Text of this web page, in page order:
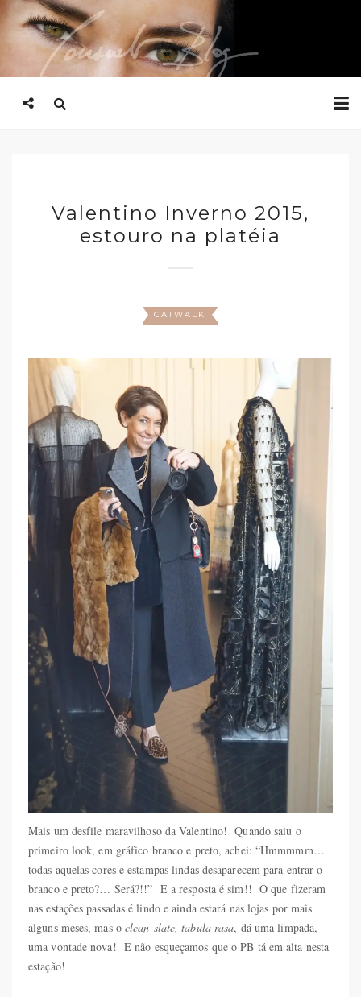
Valentino Inverno 2015,
estouro na platéia
CATWALK
Mais um desfile maravilhoso da Valentino! Quando saiu o
primeiro look, em gráfico branco e preto, achei: “Hmmmmm…
todas aquelas cores e estampas lindas desaparecem para entrar o
branco e preto?… Será?!!” E a resposta é sim!! O que fizeram
nas estações passadas é lindo e ainda estará nas lojas por mais
alguns meses, mas o clean slate, tabula rasa, dá uma limpada,
uma vontade nova! E não esqueçamos que o PB tá em alta nesta
estação!